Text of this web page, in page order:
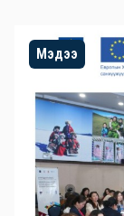
Мэдээ